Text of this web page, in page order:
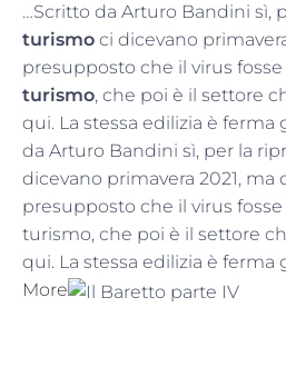
…Scritto da Arturo Bandini sì,
turismo ci dicevano
presupposto che il virus
turismo, che poi è il settore
qui. La stessa edilizia è ferma
da Arturo Bandini sì, per la
dicevano primavera 2021, ma
presupposto che il virus
turismo, che poi è il settore
qui. La stessa edilizia è ferma
More